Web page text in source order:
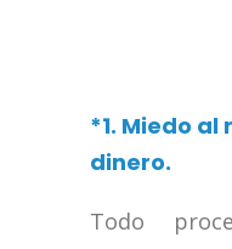
*1. Miedo al
dinero.
Todo